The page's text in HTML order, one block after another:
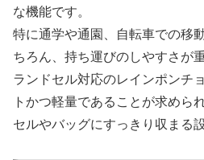
な機能です。
特に通学や通園、自転車での移
ちろん、持ち運びのしやすさが
ランドセル対応のレインポンチ
トかつ軽量であることが求めら
セルやバッグにすっきり収まる